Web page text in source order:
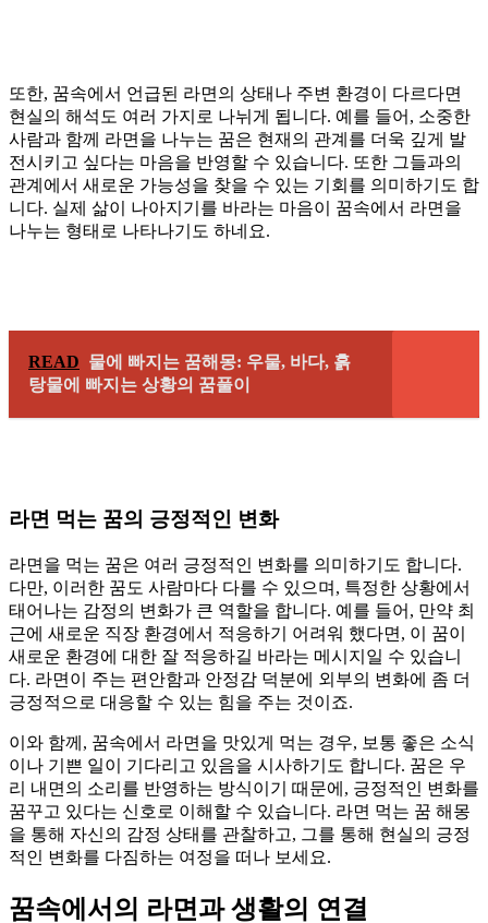
또한, 꿈속에서 언급된 라면의 상태나 주변 환경이 다르다면
현실의 해석도 여러 가지로 나뉘게 됩니다. 예를 들어, 소중한
사람과 함께 라면을 나누는 꿈은 현재의 관계를 더욱 깊게 발
전시키고 싶다는 마음을 반영할 수 있습니다. 또한 그들과의
관계에서 새로운 가능성을 찾을 수 있는 기회를 의미하기도 합
니다. 실제 삶이 나아지기를 바라는 마음이 꿈속에서 라면을
나누는 형태로 나타나기도 하네요.
READ 물에 빠지는 꿈해몽: 우물, 바다, 흙
탕물에 빠지는 상황의 꿈풀이
라면 먹는 꿈의 긍정적인 변화
라면을 먹는 꿈은 여러 긍정적인 변화를 의미하기도 합니다.
다만, 이러한 꿈도 사람마다 다를 수 있으며, 특정한 상황에서
태어나는 감정의 변화가 큰 역할을 합니다. 예를 들어, 만약 최
근에 새로운 직장 환경에서 적응하기 어려워 했다면, 이 꿈이
새로운 환경에 대한 잘 적응하길 바라는 메시지일 수 있습니
다. 라면이 주는 편안함과 안정감 덕분에 외부의 변화에 좀 더
긍정적으로 대응할 수 있는 힘을 주는 것이죠.
이와 함께, 꿈속에서 라면을 맛있게 먹는 경우, 보통 좋은 소식
이나 기쁜 일이 기다리고 있음을 시사하기도 합니다. 꿈은 우
리 내면의 소리를 반영하는 방식이기 때문에, 긍정적인 변화를
꿈꾸고 있다는 신호로 이해할 수 있습니다. 라면 먹는 꿈 해몽
을 통해 자신의 감정 상태를 관찰하고, 그를 통해 현실의 긍정
적인 변화를 다짐하는 여정을 떠나 보세요.
꿈속에서의 라면과 생활의 연결